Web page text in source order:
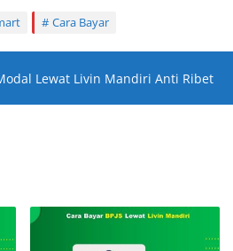
Cara Bayar
Lewat Livin Mandiri Anti Ribet